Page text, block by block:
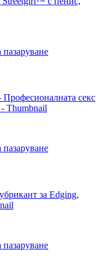
пазаруване
пазаруване
пазаруване